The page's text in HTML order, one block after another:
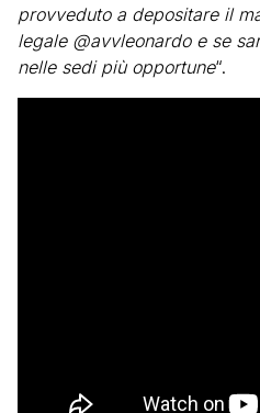
provveduto a depositare il
legale @avvleonardo e se
nelle sedi più opportune“.